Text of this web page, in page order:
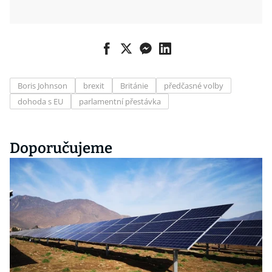
Boris Johnson brexit Británie
předčasné volby
dohoda s EU
parlamentní přestávka
Doporučujeme